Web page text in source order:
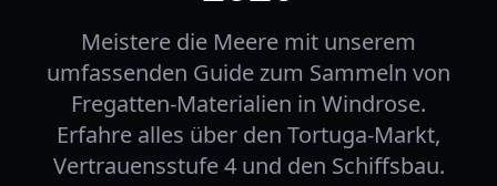
Meistere die Meere mit unserem
umfassenden Guide zum Sammeln von
Fregatten-Materialien in Windrose.
Erfahre alles über den Tortuga-Markt,
Vertrauensstufe 4 und den Schiffsbau.